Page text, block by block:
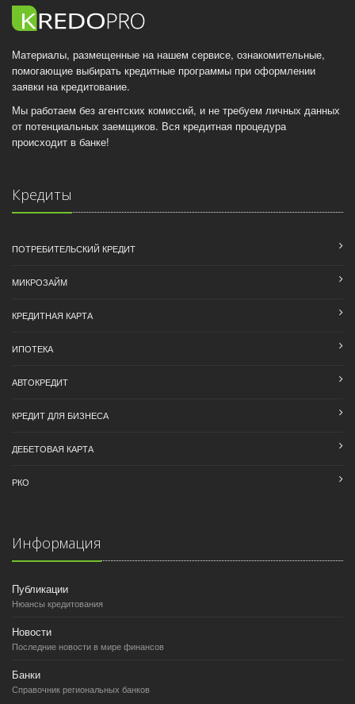
Материалы, размещенные на нашем сервисе, ознакомительные,
помогающие выбирать кредитные программы при оформлении
заявки на кредитование.
Мы работаем без агентских комиссий, и не требуем личных данных
от потенциальных заемщиков. Вся кредитная процедура
происходит в банке!
Кредиты
ПОТРЕБИТЕЛЬСКИЙ КРЕДИТ
МИКРОЗАЙМ
КРЕДИТНАЯ КАРТА
ИПОТЕКА
АВТОКРЕДИТ
КРЕДИТ ДЛЯ БИЗНЕСА
ДЕБЕТОВАЯ КАРТА
РКО
Информация
Публикации
Нюансы кредитования
Новости
Последние новости в мире финансов
Банки
Справочник региональных банков